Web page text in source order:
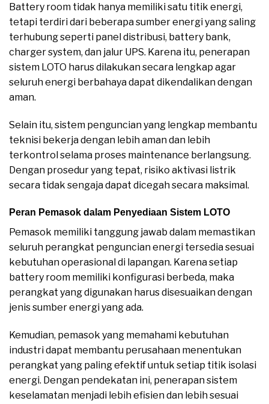
Battery room tidak hanya memiliki satu titik energi,
tetapi terdiri dari beberapa sumber energi yang saling
terhubung seperti panel distribusi, battery bank,
charger system, dan jalur UPS. Karena itu, penerapan
sistem LOTO harus dilakukan secara lengkap agar
seluruh energi berbahaya dapat dikendalikan dengan
aman.
Selain itu, sistem penguncian yang lengkap membantu
teknisi bekerja dengan lebih aman dan lebih
terkontrol selama proses maintenance berlangsung.
Dengan prosedur yang tepat, risiko aktivasi listrik
secara tidak sengaja dapat dicegah secara maksimal.
Peran Pemasok dalam Penyediaan Sistem LOTO
Pemasok memiliki tanggung jawab dalam memastikan
seluruh perangkat penguncian energi tersedia sesuai
kebutuhan operasional di lapangan. Karena setiap
battery room memiliki konfigurasi berbeda, maka
perangkat yang digunakan harus disesuaikan dengan
jenis sumber energi yang ada.
Kemudian, pemasok yang memahami kebutuhan
industri dapat membantu perusahaan menentukan
perangkat yang paling efektif untuk setiap titik isolasi
energi. Dengan pendekatan ini, penerapan sistem
keselamatan menjadi lebih efisien dan lebih sesuai